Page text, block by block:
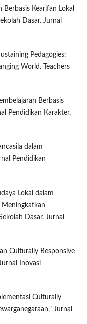
Kearifan Lokal
Dasar. Jurnal
Pedagogies:
World. Teachers
Berbasis
Pendidikan Karakter,
dalam
Pendidikan
Lokal dalam
Meningkatkan
Dasar. Jurnal
Culturally Responsive
Inovasi
Culturally
Jurnal